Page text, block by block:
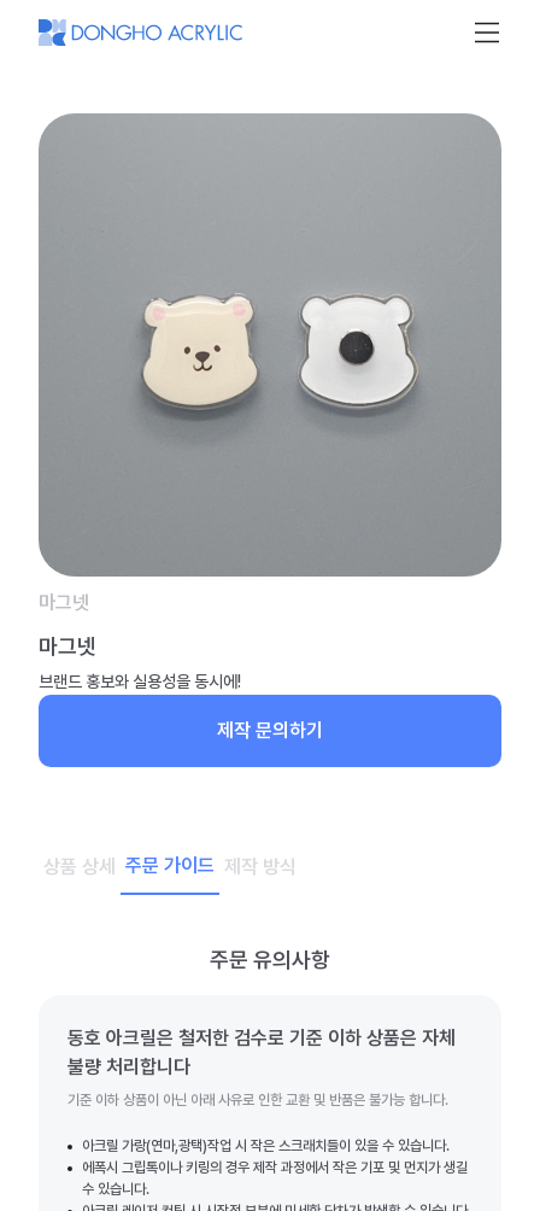
동
호
마그넷
마그넷
브랜드 홍보와 실용성을 동시에!
제작 문의하기
상품 상세 주문 가이드 제작 방식
주문 유의사항
동호 아크릴은 철저한 검수로 기준 이하 상품은 자체
불량 처리합니다
기준 이하 상품이 아닌 아래 사유로 인한 교환 및 반품은 불가능 합니다.
아크릴 가랑(연마,광택)작업 시 작은 스크래치들이 있을 수 있습니다.
에폭시 그립톡이나 키링의 경우 제작 과정에서 작은 기포 및 먼지가 생길
수 있습니다.